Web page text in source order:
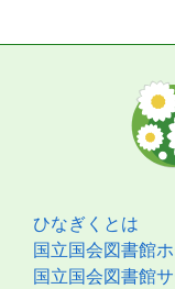
ひなぎくとは
国立国会図書館
国立国会図書館